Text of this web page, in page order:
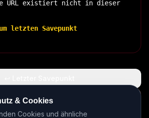
URL existiert nicht in dieser
letzten Savepunkt
🏠 Zurück zur Basis
& Cookies
Cookies und ähnliche